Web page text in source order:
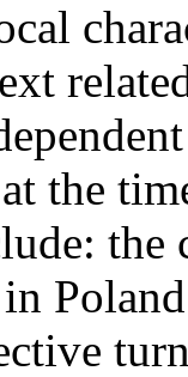
the